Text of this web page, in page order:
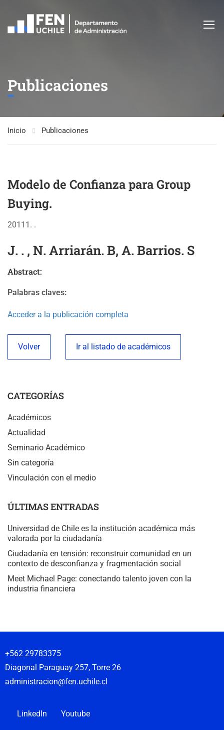
Publicaciones
Inicio Publicaciones
Modelo de Confianza para Group
Buying.
20111. .
J. . , N. Arriarán. B, A. Barrios. S
Abstract:
Palabras claves:
Acceder a la publicación completa
Volver Ir al listado de académicos
CATEGORÍAS
Académicos
Actualidad
Seminario Académico
Sin categoría
Vinculación con el medio
ÚLTIMAS ENTRADAS
Universidad de Chile es la institución académica más
valorada por la ciudadanía
Ciudadanía en tensión: reconstruir comunidad en un
contexto de desconfianza y fragmentación social
Meet Michael Page: conectando talento joven con la
industria financiera
+562 29783375
Diagonal Paraguay 257, Torre 26
administracion@fen.uchile.cl
LinkedIn Youtube